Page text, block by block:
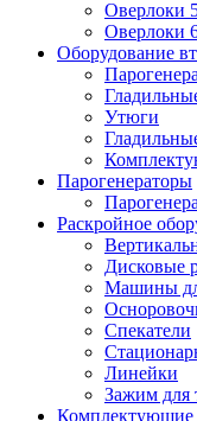
Оверлоки
Оверлоки
Оборудование
Утюги
Парогенераторы
Раскройное
Дисковые
Машины
Спекатели
Линейки
Зажим для
Комплектующие